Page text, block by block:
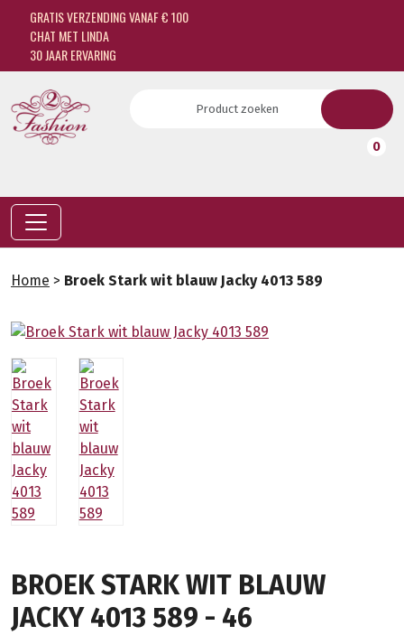
GRATIS VERZENDING VANAF € 100
CHAT MET LINDA
30 JAAR ERVARING
0
Home > Broek Stark wit blauw Jacky 4013 589
BROEK STARK WIT BLAUW
JACKY 4013 589 - 46